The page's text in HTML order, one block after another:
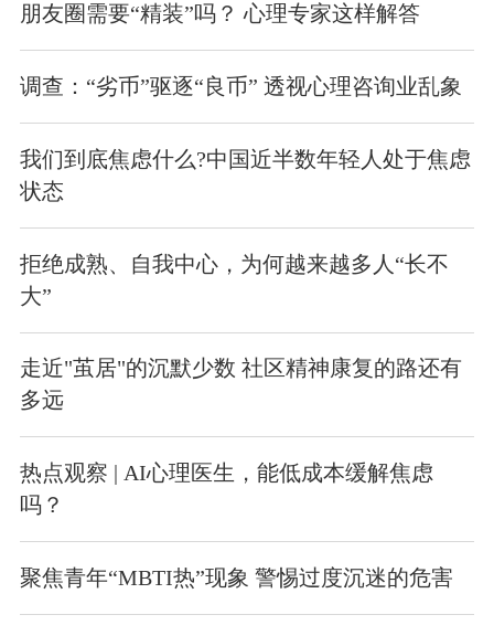
朋友圈需要“精装”吗？ 心理专家这样解答
调查：“劣币”驱逐“良币” 透视心理咨询业乱象
我们到底焦虑什么?中国近半数年轻人处于焦虑
状态
拒绝成熟、自我中心，为何越来越多人“长不
大”
走近"茧居"的沉默少数 社区精神康复的路还有
多远
热点观察 | AI心理医生，能低成本缓解焦虑
吗？
聚焦青年“MBTI热”现象 警惕过度沉迷的危害